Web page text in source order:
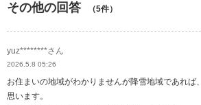
その他の回答 （5件）
yuz********さん
2026.5.8 05:26
お住まいの地域がわかりませんが降雪地域であれば
思います。